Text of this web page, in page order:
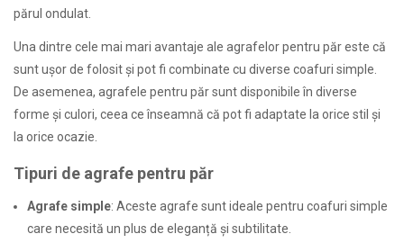
părul ondulat.
Una dintre cele mai mari avantaje ale agrafelor pentru păr este că
sunt ușor de folosit și pot fi combinate cu diverse coafuri simple.
De asemenea, agrafele pentru păr sunt disponibile în diverse
forme și culori, ceea ce înseamnă că pot fi adaptate la orice stil și
la orice ocazie.
Tipuri de agrafe pentru păr
Agrafe simple: Aceste agrafe sunt ideale pentru coafuri simple
care necesită un plus de eleganță și subtilitate.